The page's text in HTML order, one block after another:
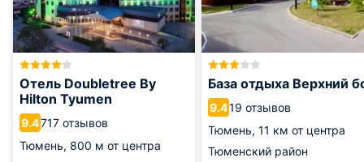
Отель Doubletree By
Hilton Tyumen
9.4717 отзывов
Тюмень, 800 м от центра
База отдыха Верхний
9.419 отзывов
Тюмень, 11 км от центра
Тюменский район